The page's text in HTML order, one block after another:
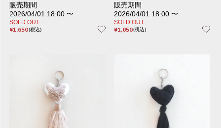
販売期間
2026/04/01 18:00 〜
SOLD OUT
¥1,650 税込
販売期間
2026/04/01 18:00 〜
SOLD OUT
¥1,650 税込